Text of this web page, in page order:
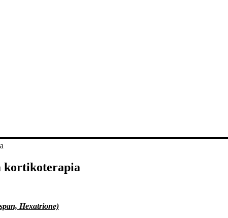
kortikoterapia
Hexatrione)